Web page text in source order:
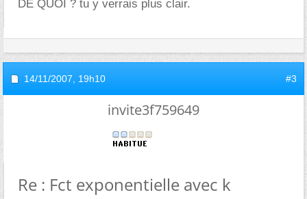
DE QUOI ? tu y verrais plus clair.
14/11/2007, 19h10 #3
invite3f759649
Re : Fct exponentielle avec k